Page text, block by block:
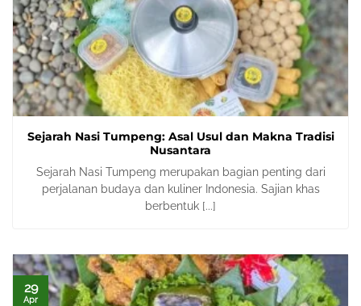
Sejarah Nasi Tumpeng: Asal Usul dan Makna Tradisi
Nusantara
Sejarah Nasi Tumpeng merupakan bagian penting dari
perjalanan budaya dan kuliner Indonesia. Sajian khas
berbentuk [...]
29
Apr